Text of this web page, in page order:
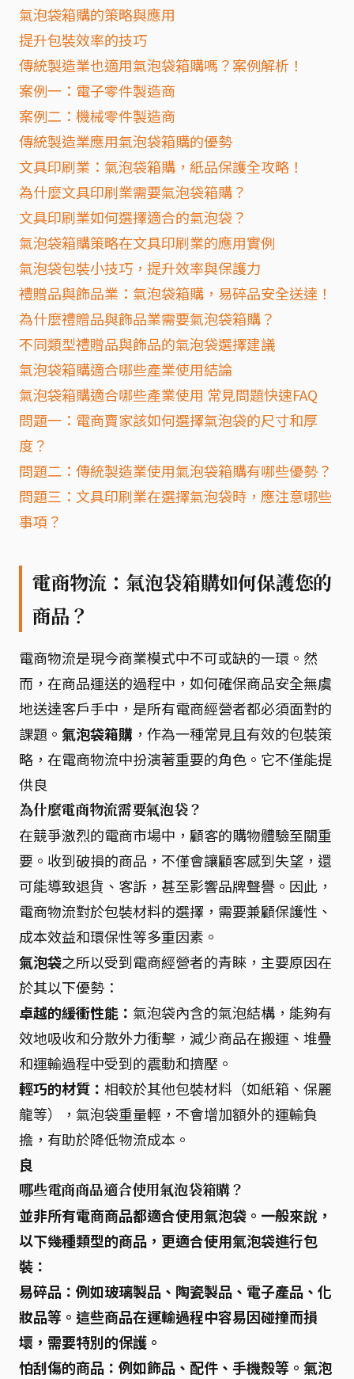
氣泡袋箱購的策略與應用
提升包裝效率的技巧
傳統製造業也適用氣泡袋箱購嗎？案例解析！
案例一：電子零件製造商
案例二：機械零件製造商
傳統製造業應用氣泡袋箱購的優勢
文具印刷業：氣泡袋箱購，紙品保護全攻略！
為什麼文具印刷業需要氣泡袋箱購？
文具印刷業如何選擇適合的氣泡袋？
氣泡袋箱購策略在文具印刷業的應用實例
氣泡袋包裝小技巧，提升效率與保護力
禮贈品與飾品業：氣泡袋箱購，易碎品安全送達！
為什麼禮贈品與飾品業需要氣泡袋箱購？
不同類型禮贈品與飾品的氣泡袋選擇建議
氣泡袋箱購適合哪些產業使用結論
氣泡袋箱購適合哪些產業使用 常見問題快速FAQ
問題一：電商賣家該如何選擇氣泡袋的尺寸和厚
度？
問題二：傳統製造業使用氣泡袋箱購有哪些優勢？
問題三：文具印刷業在選擇氣泡袋時，應注意哪些
事項？
電商物流：氣泡袋箱購如何保護您的
商品？
電商物流是現今商業模式中不可或缺的一環。然
而，在商品運送的過程中，如何確保商品安全無虞
地送達客戶手中，是所有電商經營者都必須面對的
課題。 氣泡袋箱購 ，作為一種常見且有效的包裝策
略，在電商物流中扮演著重要的角色。它不僅能提
供良
為什麼電商物流需要氣泡袋？
在競爭激烈的電商市場中，顧客的購物體驗至關重
要。收到破損的商品，不僅會讓顧客感到失望，還
可能導致退貨、客訴，甚至影響品牌聲譽。因此，
電商物流對於包裝材料的選擇，需要兼顧保護性、
成本效益和環保性等多重因素。
氣泡袋之所以受到電商經營者的青睞，主要原因在
於其以下優勢：
卓越的緩衝性能： 氣泡袋內含的氣泡結構，能夠有
效地吸收和分散外力衝擊，減少商品在搬運、堆疊
和運輸過程中受到的震動和擠壓。
輕巧的材質： 相較於其他包裝材料（如紙箱、保麗
龍等），氣泡袋重量輕，不會增加額外的運輸負
擔，有助於降低物流成本。
良
哪些電商商品適合使用氣泡袋箱購？
並非所有電商商品都適合使用氣泡袋。一般來說，
以下幾種類型的商品，更適合使用氣泡袋進行包
裝：
易碎品： 例如玻璃製品、陶瓷製品、電子產品、化
妝品等。這些商品在運輸過程中容易因碰撞而損
壞，需要特別的保護。
怕刮傷的商品： 例如飾品、配件、手機殼等。氣泡